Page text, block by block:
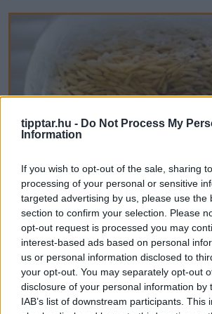
tipptar.hu - Do Not Process My
Information
If you wish to opt-out of the sale, sharing
processing of your personal or sensitive
targeted advertising by us, please use the
section to confirm your selection. Please
opt-out request is processed you may
interest-based ads based on personal
us or personal information disclosed to
your opt-out. You may separately opt-out
disclosure of your personal information by
IAB’s list of downstream participants. This
One Teaspoon And All The
Body Die Instantly
Ez is érdekelhet